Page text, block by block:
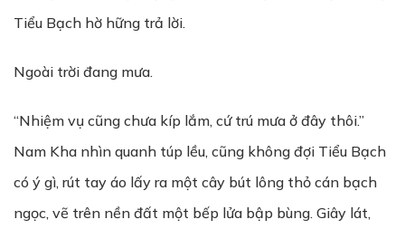
Tiểu Bạch hờ hững trả lời.
Ngoài trời đang mưa.
“Nhiệm vụ cũng chưa kíp lắm, cứ trú mưa ở đây thôi.”
Nam Kha nhìn quanh túp lều, cũng không đợi Tiểu Bạch
có ý gì, rút tay áo lấy ra một cây bút lông thỏ cán bạch
ngọc, vẽ trên nền đất một bếp lửa bập bùng. Giây lát,